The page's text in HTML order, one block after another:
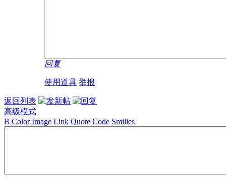
回复
使用道具 举报
返回列表
高级模式
B Color Image Link Quote Code Smilies